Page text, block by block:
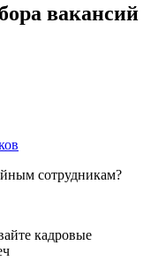
вакансий
сотрудникам?
кадровые